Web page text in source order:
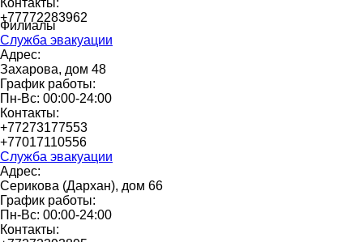
Контакты:
+77772283962
Филиалы
Служба эвакуации
Адрес:
Захарова, дом 48
График работы:
Пн-Вс: 00:00-24:00
Контакты:
+77273177553
+77017110556
Служба эвакуации
Адрес:
Серикова (Дархан), дом 66
График работы:
Пн-Вс: 00:00-24:00
Контакты: